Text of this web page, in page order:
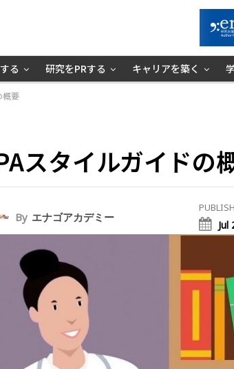
る 研究をPRする キャリアを築く
概要
スタイルガイドの
By エナゴアカデミー
Jul